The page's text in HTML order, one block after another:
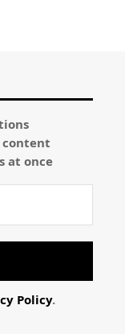
content
at once
Policy.